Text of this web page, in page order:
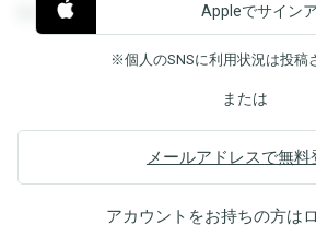
覧することができます。
Appleでサイン
※個人のSNSに利用状況は投稿
または
メールアドレスで無料
アカウントをお持ちの方は